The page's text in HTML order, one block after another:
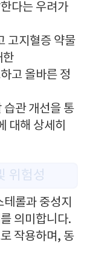
다는 우려가
고지혈증 약물
한
고 올바른 정
습관 개선을 통
대해 상세히
위험성
롤과 중성지
의미합니다.
작용하며, 동